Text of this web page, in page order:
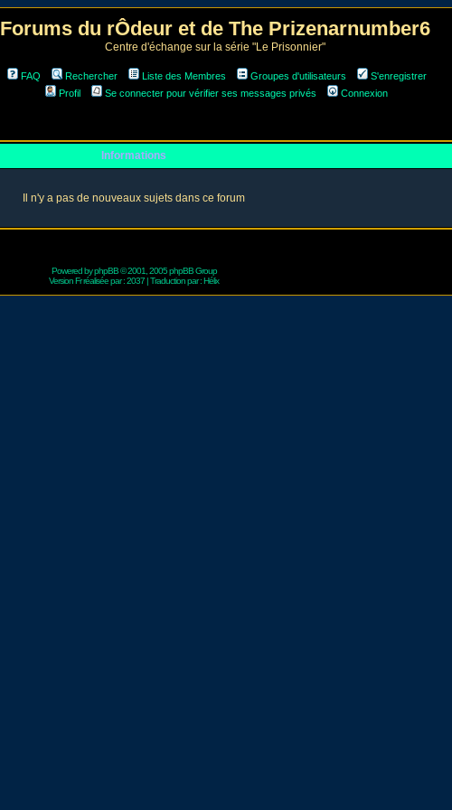
Forums du rÔdeur et de The Prizenarnumber6
Centre d'échange sur la série "Le Prisonnier"
FAQ Rechercher Liste des Membres Groupes d'utilisateurs
S'enregistrer
Profil
Se connecter pour vérifier ses messages privés Connexion
Informations
Il n'y a pas de nouveaux sujets dans ce forum
Powered byphpBB© 2001, 2005 phpBB Group
Version Fr réalisée par :2037 | Traduction par :Hélix